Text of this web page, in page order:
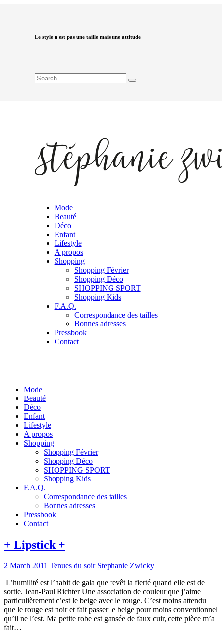
Le style n'est pas une taille mais une attitude
Mode
Beauté
Déco
Enfant
Lifestyle
A propos
Shopping
Shopping Février
Shopping Déco
SHOPPING SPORT
Shopping Kids
F.A.Q.
Correspondance des tailles
Bonnes adresses
Pressbook
Contact
Mode
Beauté
Déco
Enfant
Lifestyle
A propos
Shopping
Shopping Février
Shopping Déco
SHOPPING SPORT
Shopping Kids
F.A.Q.
Correspondance des tailles
Bonnes adresses
Pressbook
Contact
+ Lipstick +
2 March 2011 Tenues du soir Stephanie Zwicky
L’humilité est l’habit de gala que revêt la fierté quand elle est de
sortie. Jean-Paul Richter Une association de couleur que j’aime
particulièrement c’est le beige avec le rouge. C’est moins attendu
que le rouge est noir et fait passer le beige pour moins conventionnel
qu’il ne l’est. Ma petite robe est gansée de faux cuir, cette pièce m’a
fait…